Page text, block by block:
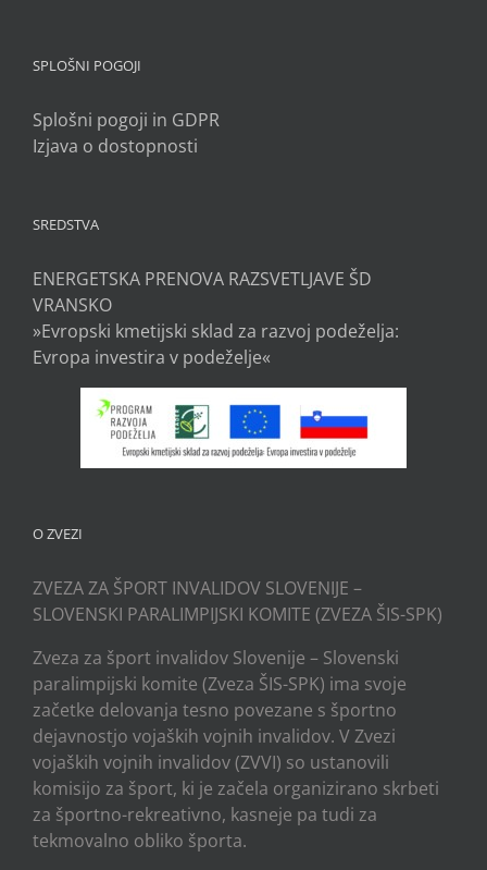
SPLOŠNI POGOJI
Splošni pogoji in GDPR
Izjava o dostopnosti
SREDSTVA
ENERGETSKA PRENOVA RAZSVETLJAVE ŠD
VRANSKO
»Evropski kmetijski sklad za razvoj podeželja:
Evropa investira v podeželje«
O ZVEZI
ZVEZA ZA ŠPORT INVALIDOV SLOVENIJE –
SLOVENSKI PARALIMPIJSKI KOMITE (ZVEZA ŠIS-SPK)
Zveza za šport invalidov Slovenije – Slovenski
paralimpijski komite (Zveza ŠIS-SPK) ima svoje
začetke delovanja tesno povezane s športno
dejavnostjo vojaških vojnih invalidov. V Zvezi
vojaških vojnih invalidov (ZVVI) so ustanovili
komisijo za šport, ki je začela organizirano skrbeti
za športno-rekreativno, kasneje pa tudi za
tekmovalno obliko športa.